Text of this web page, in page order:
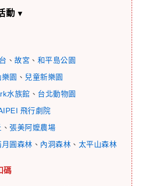
動 ▾
、 故宮 、 和平島公園
園 、 兒童新樂園
水族館 、 台北動物園
飛行劇院
、 張美阿嬤農場
月圓森林 、 內洞森林 、 太平山森林
碼